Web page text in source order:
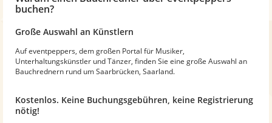
buchen?
Große Auswahl an Künstlern
Auf eventpeppers, dem großen Portal für Musiker,
Unterhaltungskünstler und Tänzer, finden Sie eine große Auswahl an
Bauchrednern rund um Saarbrücken, Saarland.
Kostenlos. Keine Buchungsgebühren, keine Registrierung
nötig!